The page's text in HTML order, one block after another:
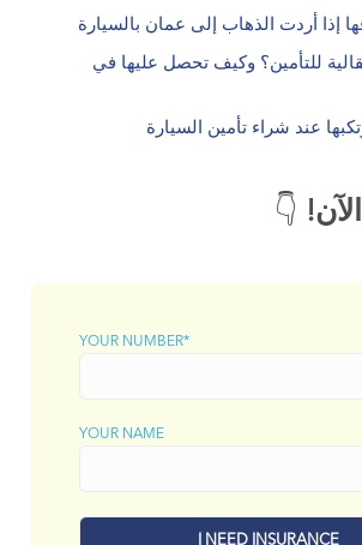
للتأمين؟ وكيف تحصل عليها في
👇
YOUR NUMBER*
YOUR NAME